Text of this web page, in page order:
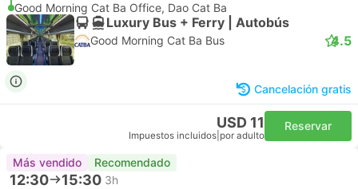
Good Morning Cat Ba Office, Dao Cat Ba
Luxury Bus + Ferry | Autobús
Good Morning Cat Ba Bus 4.5
Cancelación gratis
USD 11
Impuestos incluidos por adulto
Reservar
Más vendido Recomendado
12:30 15:30 3h